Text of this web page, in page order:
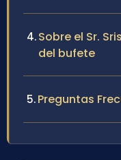
Sobre el Sr.
del bufete
Preguntas